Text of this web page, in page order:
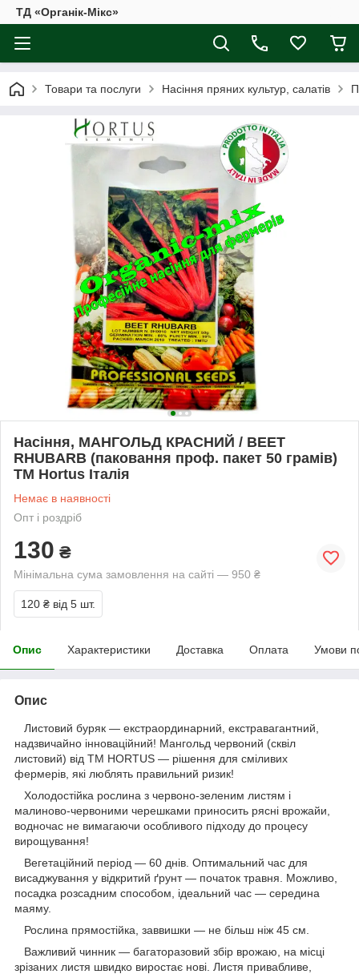
ТД «Органік-Мікс»
Товари та послуги Насіння пряних культур, салатів
Насіння, МАНГОЛЬД КРАСНИЙ / BEET
RHUBARB (паковання проф. пакет 50 грамів)
ТМ Hortus Італія
Немає в наявності
Опт і роздріб
130 ₴
Мінімальна сума замовлення на сайті — 950 ₴
120 ₴ від 5 шт.
Опис Характеристики Доставка Оплата Умови
Опис
Листовий буряк — екстраординарний, екстравагантний,
надзвичайно інноваційний! Мангольд червоний (сквіл
листовий) від ТМ HORTUS — рішення для сміливих
фермерів, які люблять правильний ризик!
Холодостійка рослина з червоно-зеленим листям і
малиново-червоними черешками приносить рясні врожайи,
водночас не вимагаючи особливого підходу до процесу
вирощування!
Вегетаційний період — 60 днів. Оптимальний час для
висаджування у відкритий ґрунт — початок травня. Можливо,
посадка розсадним способом, ідеальний час — середина
маяму.
Рослина прямостійка, заввишки — не більш ніж 45 см.
Важливий чинник — багаторазовий збір врожаю, на місці
зрізаних листя швидко виростає нові. Листя привабливе,